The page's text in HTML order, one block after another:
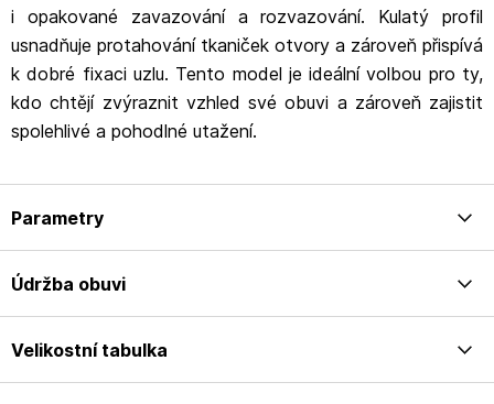
i opakované zavazování a rozvazování. Kulatý profil
usnadňuje protahování tkaniček otvory a zároveň přispívá
k dobré fixaci uzlu. Tento model je ideální volbou pro ty,
kdo chtějí zvýraznit vzhled své obuvi a zároveň zajistit
spolehlivé a pohodlné utažení.
Parametry
Údržba obuvi
Velikostní tabulka